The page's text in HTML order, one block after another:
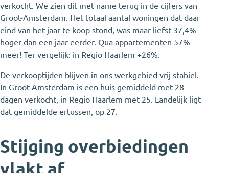
verkocht. We zien dit met name terug in de cijfers van
Groot-Amsterdam. Het totaal aantal woningen dat daar
eind van het jaar te koop stond, was maar liefst 37,4%
hoger dan een jaar eerder. Qua appartementen 57%
meer! Ter vergelijk: in Regio Haarlem +26%.
De verkooptijden blijven in ons werkgebied vrij stabiel.
In Groot-Amsterdam is een huis gemiddeld met 28
dagen verkocht, in Regio Haarlem met 25. Landelijk ligt
dat gemiddelde ertussen, op 27.
Stijging overbiedingen
vlakt af